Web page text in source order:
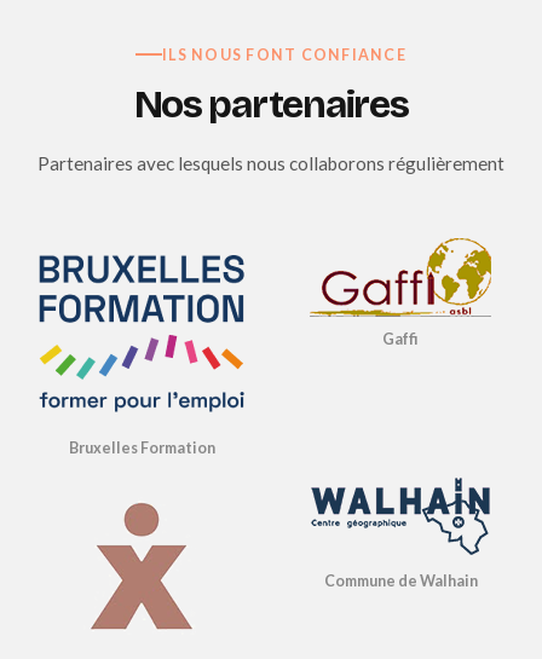
ILS NOUS FONT CONFIANCE
Nospartenaires
Partenaires avec lesquels nous collaborons régulièrement
Bruxelles Formation
Gaffi
Commune de Walhain